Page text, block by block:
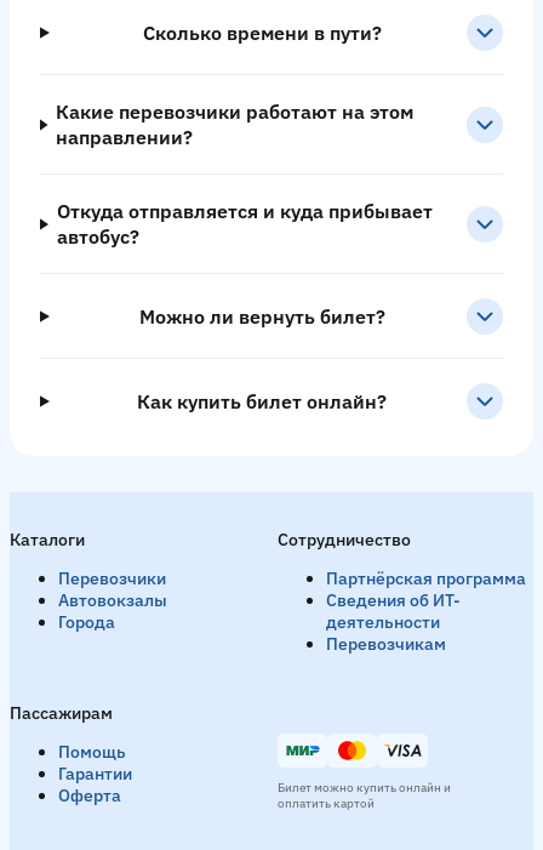
Сколько времени в пути?
Какие перевозчики работают на этом
направлении?
Откуда отправляется и куда прибывает
автобус?
Можно ли вернуть билет?
Как купить билет онлайн?
Каталоги
Перевозчики
Автовокзалы
Города
Пассажирам
Помощь
Гарантии
Оферта
Сотрудничество
Партнёрская программа
Сведения об ИТ-
деятельности
Перевозчикам
Билет можно купить онлайн и
оплатить картой